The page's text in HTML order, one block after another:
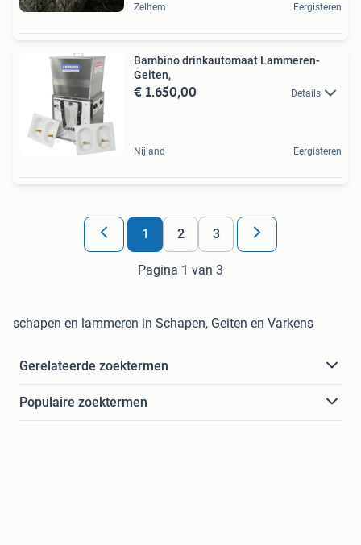
Zelhem Eergisteren
Bambino drinkautomaat Lammeren-
Geiten,
€ 1.650,00 Details
Nijland Eergisteren
1 2 3
Pagina 1 van 3
schapen en lammeren in Schapen, Geiten en Varkens
Gerelateerde zoektermen
Populaire zoektermen